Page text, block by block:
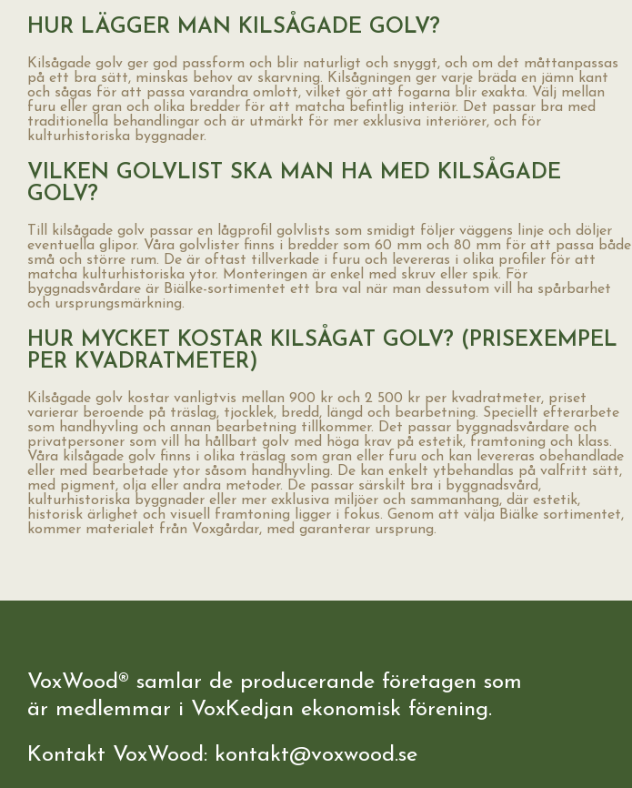
HUR LÄGGER MAN KILSÅGADE GOLV?
Kilsågade golv ger god passform och blir naturligt och snyggt, och om det måttanpassas
på ett bra sätt, minskas behov av skarvning. Kilsågningen ger varje bräda en jämn kant
och sågas för att passa varandra omlott, vilket gör att fogarna blir exakta. Välj mellan
furu eller gran och olika bredder för att matcha befintlig interiör. Det passar bra med
traditionella behandlingar och är utmärkt för mer exklusiva interiörer, och för
kulturhistoriska byggnader.
VILKEN GOLVLIST SKA MAN HA MED KILSÅGADE
GOLV?
Till kilsågade golv passar en lågprofil golvlists som smidigt följer väggens linje och döljer
eventuella glipor. Våra golvlister finns i bredder som 60 mm och 80 mm för att passa både
små och större rum. De är oftast tillverkade i furu och levereras i olika profiler för att
matcha kulturhistoriska ytor. Monteringen är enkel med skruv eller spik. För
byggnadsvårdare är Biälke-sortimentet ett bra val när man dessutom vill ha spårbarhet
och ursprungsmärkning.
HUR MYCKET KOSTAR KILSÅGAT GOLV? (PRISEXEMPEL
PER KVADRATMETER)
Kilsågade golv kostar vanligtvis mellan 900 kr och 2 500 kr per kvadratmeter, priset
varierar beroende på träslag, tjocklek, bredd, längd och bearbetning. Speciellt efterarbete
som handhyvling och annan bearbetning tillkommer. Det passar byggnadsvårdare och
privatpersoner som vill ha hållbart golv med höga krav på estetik, framtoning och klass.
Våra kilsågade golv finns i olika träslag som gran eller furu och kan levereras obehandlade
eller med bearbetade ytor såsom handhyvling. De kan enkelt ytbehandlas på valfritt sätt,
med pigment, olja eller andra metoder. De passar särskilt bra i byggnadsvård,
kulturhistoriska byggnader eller mer exklusiva miljöer och sammanhang, där estetik,
historisk ärlighet och visuell framtoning ligger i fokus. Genom att välja Biälke sortimentet,
kommer materialet från Voxgårdar, med garanterar ursprung.
VoxWood® samlar de producerande företagen som
är medlemmar i VoxKedjan ekonomisk förening.
Kontakt VoxWood: kontakt@voxwood.se